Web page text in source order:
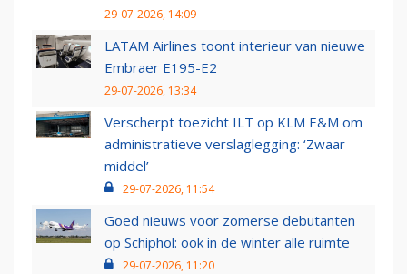
29-07-2026, 14:09
LATAM Airlines toont interieur van nieuwe
Embraer E195-E2
29-07-2026, 13:34
Verscherpt toezicht ILT op KLM E&M om
administratieve verslaglegging: ‘Zwaar
middel’
29-07-2026, 11:54
Goed nieuws voor zomerse debutanten
op Schiphol: ook in de winter alle ruimte
29-07-2026, 11:20